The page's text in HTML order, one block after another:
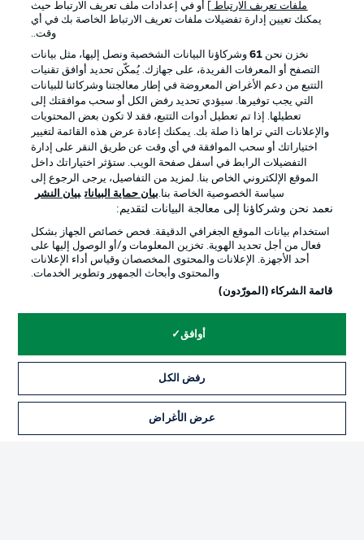
Football as it's meant to be
تطبيق الدوري الألماني
Official Partners
إدارة التفضيلات بيان الخصوصية
القنوات الناقلة
ملفات تعريف الارتباط
] أو في إعدادات ملف تعريف الارتباط حيث
يمكنك تعيين إدارة تفضيلات ملفات تعريف الارتباط الخاصة بك في أي
وقت..
نخزن نحن 61وشركاؤنا البيانات الشخصية ونصل إليها، مثل بيانات
التصفح أو المعرفات الفريدة، على جهازك. يُمكّن تحديد أوافق تقنيات
التتبع من دعم الأغراض المعروضة في إطار معالجتنا وشركائنا للبيانات
التي يجب توفيرها. سيؤدي تحديد رفض الكل أو سحب موافقتك إلى
تعطيلها. إذا تم تعطيل أدوات التتبع، فقد لا تكون بعض المحتويات
والإعلانات التي تراها ذا صلة بك. يمكنك إعادة عرض هذه القائمة لتغيير
اختياراتك أو سحب الموافقة في أي وقت عن طريق النقر على إدارة
التفضيلات الرابط في أسفل صفحة الويب. ستؤثر اختياراتك داخل
الموقع الإلكتروني الخاص بنا. لمزيد من التفاصيل، يرجى الرجوع إلى
سياسة الخصوصية الخاصة بنا.بيان حماية البيانات بيان النشر
نعمد نحن وشركاؤنا إلى معالجة البيانات لتقديم:
استخدام بيانات الموقع الجغرافي الدقيقة. فحص خصائص الجهاز بشكل
فعال من أجل تحديد الهوية. تخزين المعلومات و/أو الوصول إليها على
أحد الأجهزة. الإعلانات والمحتوى المخصصان وقياس أداء الإعلانات
والمحتوى وأبحاث الجمهور وتطوير الخدمات.
قائمة الشركاء (المورّدون)
أوافق
رفض الكل
عرض الأغراض